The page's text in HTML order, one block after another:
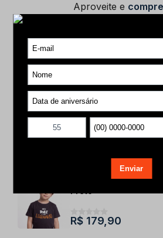
Aproveite e
(Pegadas) - Laranja
Boné KIDS Snapback
R$ 179,90